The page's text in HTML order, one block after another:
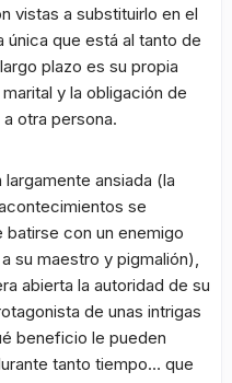
vistas a substituirlo en el
única que está al tanto de
plazo es su propia
y la obligación de
otra persona.
ansiada (la
se
con un enemigo
su maestro y pigmalión),
abierta la autoridad de su
de unas intrigas
beneficio le pueden
tanto tiempo… que